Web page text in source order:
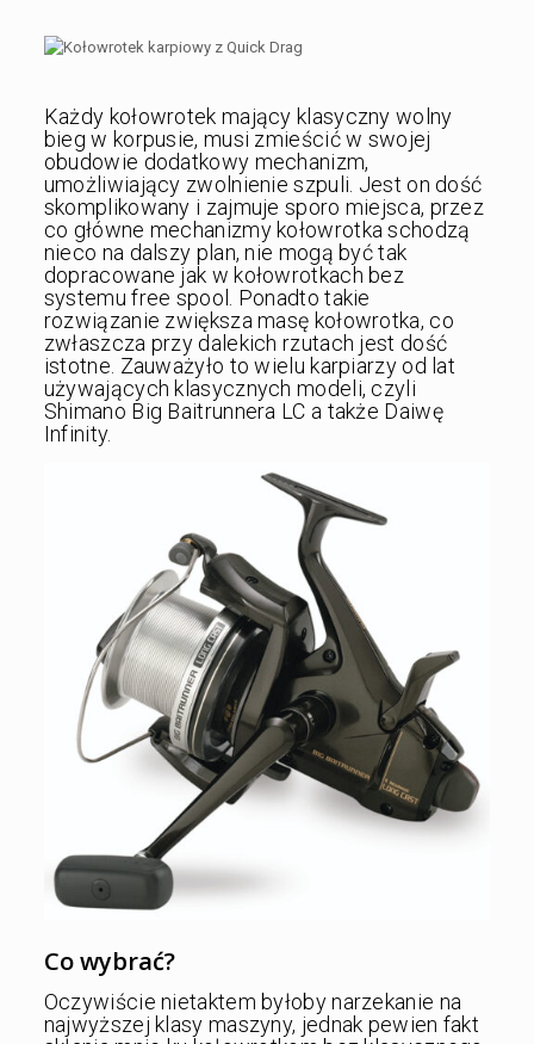
Każdy kołowrotek mający klasyczny wolny
bieg w korpusie, musi zmieścić w swojej
obudowie dodatkowy mechanizm,
umożliwiający zwolnienie szpuli. Jest on dość
skomplikowany i zajmuje sporo miejsca, przez
co główne mechanizmy kołowrotka schodzą
nieco na dalszy plan, nie mogą być tak
dopracowane jak w kołowrotkach bez
systemu free spool. Ponadto takie
rozwiązanie zwiększa masę kołowrotka, co
zwłaszcza przy dalekich rzutach jest dość
istotne. Zauważyło to wielu karpiarzy od lat
używających klasycznych modeli, czyli
Shimano Big Baitrunnera LC a także Daiwę
Infinity.
Co wybrać?
Oczywiście nietaktem byłoby narzekanie na
najwyższej klasy maszyny, jednak pewien fakt